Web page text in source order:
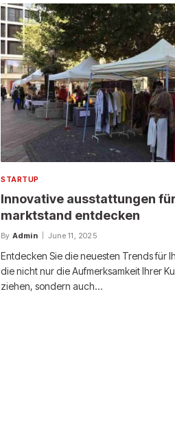
STARTUP
Innovative ausstattungen
marktstand entdecken
By Admin June 11, 2025
Entdecken Sie die neuesten Trends für
die nicht nur die Aufmerksamkeit Ihrer
ziehen, sondern auch…